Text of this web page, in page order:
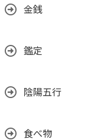
金銭
鑑定
陰陽五行
食べ物